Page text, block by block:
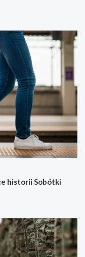
historii Sobótki